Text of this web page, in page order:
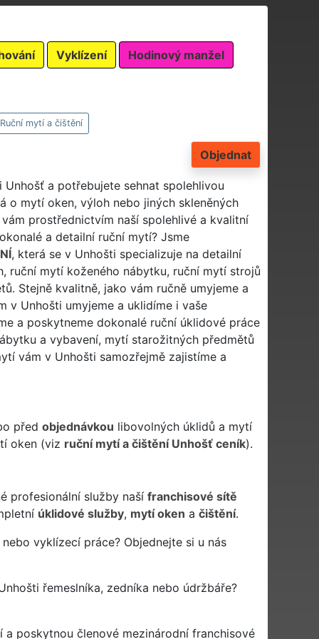
Vyklízení Hodinový manžel
Ruční mytí a čištění
Objednat
a potřebujete sehnat spolehlivou
o mytí oken, výloh nebo jiných skleněných
prostřednictvím naší spolehlivé a kvalitní
a detailní ruční mytí? Jsme
, která se v Unhošti specializuje na detailní
ruční mytí koženého nábytku, ruční mytí strojů
Stejně kvalitně, jako vám ručně umyjeme a
v Unhošti umyjeme a uklidíme i vaše
a poskytneme dokonalé ruční úklidové práce
a vybavení, mytí starožitných předmětů
vám v Unhošti samozřejmě zajistíme a
před objednávkou libovolných úklidů a mytí
oken (viz ruční mytí a čištění Unhošť ceník).
profesionální služby naší franchisové sítě
úklidové služby, mytí oken a čištění.
vyklízecí práce? Objednejte si u nás
řemeslníka, zedníka nebo údržbáře?
poskytnou členové mezinárodní franchisové